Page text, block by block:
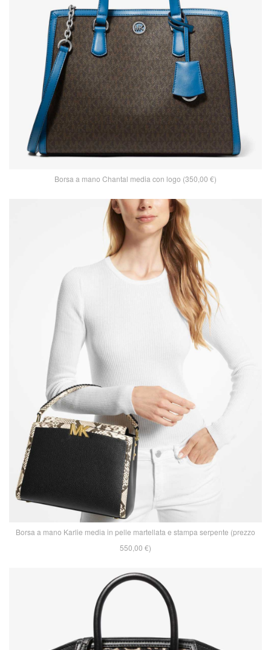
Borsa a mano Chantal media con logo (350,00 €)
Borsa a mano Karlie media in pelle martellata e stampa serpente (prezzo
550,00 €)